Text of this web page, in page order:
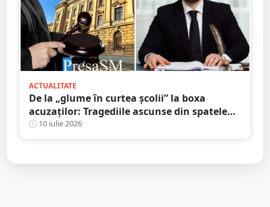
ACTUALITATE
De la „glume în curtea școlii” la boxa
acuzaților: Tragediile ascunse din spatele
bullying-ului și consecințele penale pe care
mulți le ignoră
10 iulie 2026